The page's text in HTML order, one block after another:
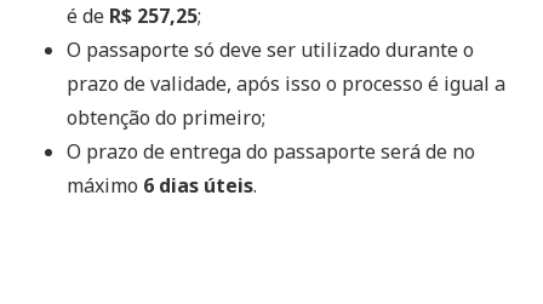
é de R$ 257,25;
O passaporte só deve ser utilizado durante o
prazo de validade, após isso o processo é igual a
obtenção do primeiro;
O prazo de entrega do passaporte será de no
máximo 6 dias úteis.